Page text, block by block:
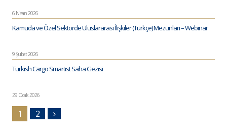
6 Nisan 2026
Kamuda ve Özel Sektörde Uluslararası İlişkiler (Türkçe) Mezunları – Webinar
9 Şubat 2026
Turkish Cargo Smartıst Saha Gezisi
29 Ocak 2026
1 2